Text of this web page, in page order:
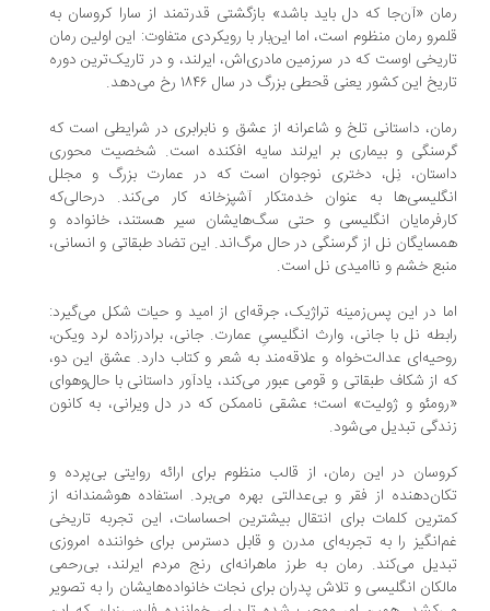
«آن‌جا که دل باید باشد» بازگشتی قدرتمند از سارا کروسان به
رمان منظوم است، اما این‌بار با رویکردی متفاوت: این اولین رمان
اوست که در سرزمین مادری‌اش، ایرلند، و در تاریک‌ترین دوره
این کشور یعنی قحطی بزرگ در سال ۱۸۴۶ رخ می‌دهد.
داستانی تلخ و شاعرانه از عشق و نابرابری در شرایطی است که
و بیماری بر ایرلند سایه افکنده است. شخصیت محوری
نِل، دختری نوجوان است که در عمارت بزرگ و مجلل
به عنوان خدمتکار آشپزخانه کار می‌کند. درحالی‌که
انگلیسی و حتی سگ‌هایشان سیر هستند، خانواده و
نل از گرسنگی در حال مرگ‌اند. این تضاد طبقاتی و انسانی،
خشم و ناامیدی نل است.
در این پس‌زمینه تراژیک، جرقه‌ای از امید و حیات شکل می‌گیرد:
نل با جانی، وارث انگلیسیِ عمارت. جانی، برادرزاده لرد ویکن،
عدالت‌خواه و علاقه‌مند به شعر و کتاب دارد. عشق این دو،
از شکاف طبقاتی و قومی عبور می‌کند، یادآور داستانی با حال‌وهوای
و ژولیت» است؛ عشقی ناممکن که در دل ویرانی، به کانون
تبدیل می‌شود.
در این رمان، از قالب منظوم برای ارائه روایتی بی‌پرده و
از فقر و بی‌عدالتی بهره می‌برد. استفاده هوشمندانه از
کلمات برای انتقال بیشترین احساسات، این تجربه تاریخی
را به تجربه‌ای مدرن و قابل دسترس برای خواننده امروزی
می‌کند. رمان به طرز ماهرانه‌ای رنج مردم ایرلند، بی‌رحمی
انگلیسی و تلاش پدران برای نجات خانواده‌هایشان را به تصویر